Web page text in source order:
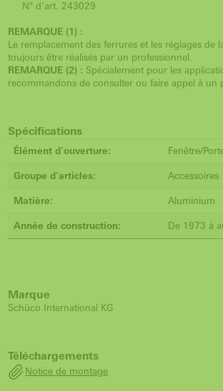
N° d'art. 243029
REMARQUE (1) :
Le remplacement des ferrures et les réglages de
toujours être réalisés par un professionnel.
REMARQUE (2) : Spécialement pour les
recommandons de consulter ou faire appel à un
Spécifications
Élément d'ouverture: Fenêtre/
Groupe d'articles: Accessoires
Matière: Aluminium
Année de construction: De 1973 à
Marque
Schüco International KG
Téléchargements
Notice de montage